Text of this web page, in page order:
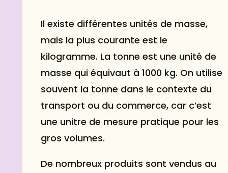
Il existe différentes unités de masse,
mais la plus courante est le
kilogramme. La tonne est une unité de
masse qui équivaut à 1000 kg. On utilise
souvent la tonne dans le contexte du
transport ou du commerce, car c’est
une unitre de mesure pratique pour les
gros volumes.
De nombreux produits sont vendus au